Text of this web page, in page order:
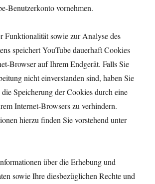
Benutzerkonto vornehmen.
Funktionalität sowie zur Analyse des
speichert YouTube dauerhaft Cookies
Browser auf Ihrem Endgerät. Falls Sie
nicht einverstanden sind, haben Sie
Speicherung der Cookies durch eine
Internet-Browsers zu verhindern.
hierzu finden Sie vorstehend unter
über die Erhebung und
sowie Ihre diesbezüglichen Rechte und